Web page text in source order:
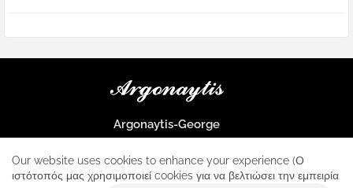
Argonaytis-George
μοναδικός σταθμός για κάθε iphone
Our website uses cookies to enhance your experience (Ο
ιστότοπός μας χρησιμοποιεί cookies για να βελτιώσει την εμπειρία